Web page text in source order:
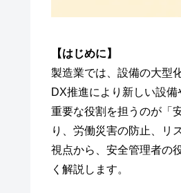
【はじめに】
製造業では、設備の大型
DX推進により新しい設
重要な役割を担うのが「
り、労働災害の防止、リ
視点から、安全管理者の
く解説します。